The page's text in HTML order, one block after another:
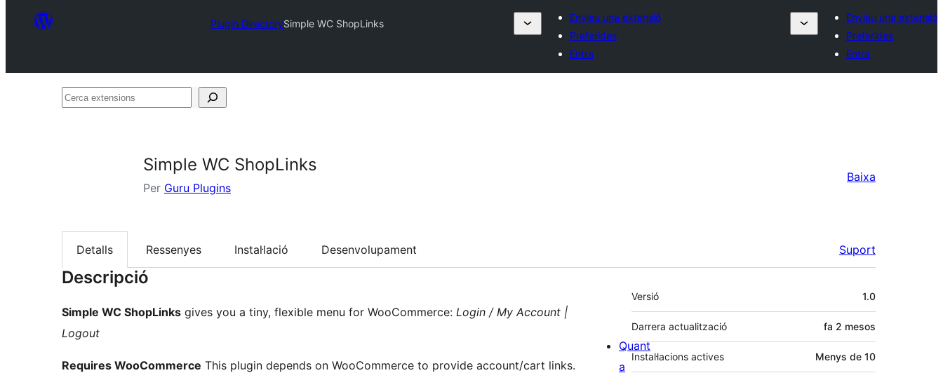
Plugin DirectorySimple WC ShopLinks
Envieu una extensió
Preferides
Entra
Envieu una extensió
Preferides
Entra
Cerca
Simple WC ShopLinks
Per Guru Plugins
Baixa
Detalls Ressenyes Instal·lació Desenvolupament Suport
Descripció
Simple WC ShopLinks gives you a tiny, flexible menu for WooCommerce: Login / My Account |
Logout
Requires WooCommerce This plugin depends on WooCommerce to provide account/cart links.
Meta
Versió 1.0
Darrera actualització fa 2 mesos
Instal·lacions actives Menys de 10
Quant
a